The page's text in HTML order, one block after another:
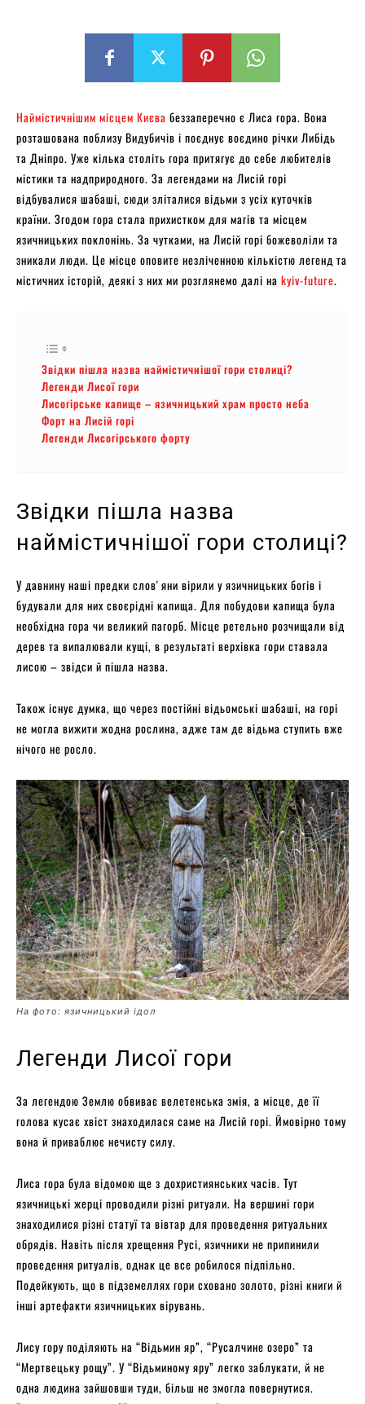
Наймістичнішим місцем Києва беззаперечно є Лиса гора. Вона
розташована поблизу Видубичів і поєднує воєдино річки Либідь
та Дніпро. Уже кілька століть гора притягує до себе любителів
містики та надприродного. За легендами на Лисій горі
відбувалися шабаші, сюди зліталися відьми з усіх куточків
країни. Згодом гора стала прихистком для магів та місцем
язичницьких поклонінь. За чутками, на Лисій горі божеволіли та
зникали люди. Це місце оповите незліченною кількістю легенд та
містичних історій, деякі з них ми розглянемо далі на kyiv-future.
Звідки пішла назва наймістичнішої гори столиці?
Легенди Лисої гори
Лисогірське капище – язичницький храм просто неба
Форт на Лисій горі
Легенди Лисогірського форту
Звідки пішла назва
наймістичнішої гори столиці?
У давнину наші предки словʼяни вірили у язичницьких богів і
будували для них своєрідні капища. Для побудови капища була
необхідна гора чи великий пагорб. Місце ретельно розчищали від
дерев та випалювали кущі, в результаті верхівка гори ставала
лисою – звідси й пішла назва.
Також існує думка, що через постійні відьомські шабаші, на горі
не могла вижити жодна рослина, адже там де відьма ступить вже
нічого не росло.
На фото: язичницький ідол
Легенди Лисої гори
За легендою Землю обвиває велетенська змія, а місце, де її
голова кусає хвіст знаходилася саме на Лисій горі. Ймовірно тому
вона й приваблює нечисту силу.
Лиса гора була відомою ще з дохристиянських часів. Тут
язичницькі жерці проводили різні ритуали. На вершині гори
знаходилися різні статуї та вівтар для проведення ритуальних
обрядів. Навіть після хрещення Русі, язичники не припинили
проведення ритуалів, однак це все робилося підпільно.
Подейкують, що в підземеллях гори сховано золото, різні книги й
інші артефакти язичницьких вірувань.
Лису гору поділяють на “Відьмин яр”, “Русалчине озеро” та
“Мертвецьку рощу”. У “Відьминому яру” легко заблукати, й не
одна людина зайшовши туди, більш не змогла повернутися.